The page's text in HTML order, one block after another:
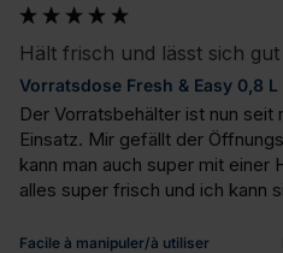
Hält frisch und lässt sich
Vorratsdose Fresh & Easy 0,8 L
Der Vorratsbehälter ist nun
Einsatz. Mir gefällt der
kann man auch super mit einer
alles super frisch und ich kann
Facile à manipuler/à utiliser